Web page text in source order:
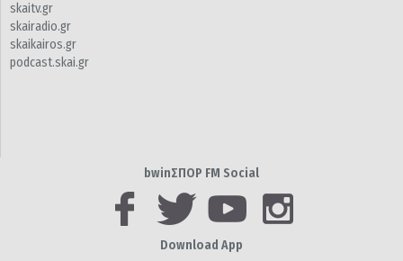
skaitv.gr
skairadio.gr
skaikairos.gr
podcast.skai.gr
bwinΣΠΟΡ FM Social
Download App